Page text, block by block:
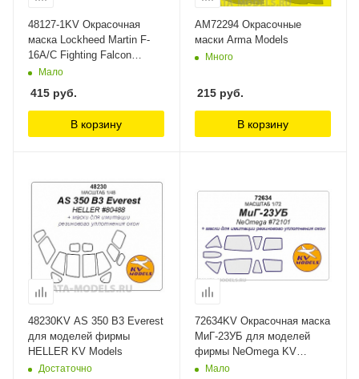
48127-1KV Окрасочная
маска Lockheed Martin F-
16A/C Fighting Falcon
(ITALERI #840, #841, #2654,
MasterCraft #G-116 /
REVELL #04543) -
(Двусторонние маски) +
Мало
415 руб.
В корзину
AM72294 Окрасочные
маски Arma Models
Много
215 руб.
В корзину
48230KV AS 350 B3 Everest
для моделей фирмы
HELLER KV Models
Достаточно
72634KV Окрасочная маска
МиГ-23УБ для моделей
фирмы NeOmega KV
Models
Мало